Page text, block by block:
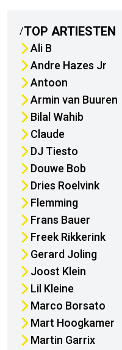
/TOP ARTIESTEN
Ali B
Andre Hazes Jr
Antoon
Armin van Buuren
Bilal Wahib
Claude
DJ Tiesto
Douwe Bob
Dries Roelvink
Flemming
Frans Bauer
Freek Rikkerink
Gerard Joling
Joost Klein
Lil Kleine
Marco Borsato
Mart Hoogkamer
Martin Garrix